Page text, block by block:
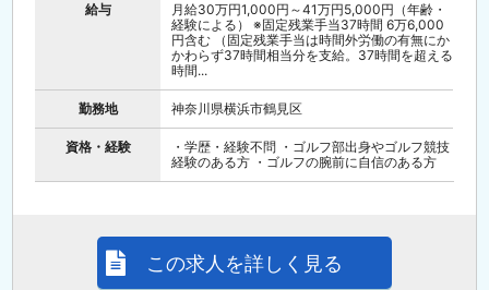
給与
月給30万円1,000円～41万円5,000円（年齢・
経験による） ※固定残業手当37時間 6万6,000
円含む （固定残業手当は時間外労働の有無にか
かわらず37時間相当分を支給。37時間を超える
時間...
勤務地 神奈川県横浜市鶴見区
資格・経験
・学歴・経験不問 ・ゴルフ部出身やゴルフ競技
経験のある方 ・ゴルフの腕前に自信のある方
この求人を詳しく見る